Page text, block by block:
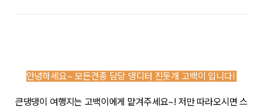
안녕하세요~ 모든견종 담당 댕디터 진돗개 고백이 입니다!
큰댕댕이 여행지는 고백이에게 맡겨주세요~! 저만 따라오시면 스